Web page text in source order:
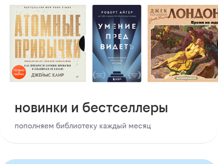
новинки и бестселлеры
пополняем библиотеку каждый месяц